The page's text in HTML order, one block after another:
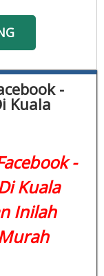
-
Kuala
-
Kuala
Inilah